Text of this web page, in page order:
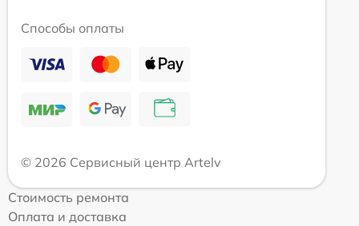
Способы оплаты
© 2026 Сервисный центр Artelv
Стоимость ремонта
Оплата и доставка